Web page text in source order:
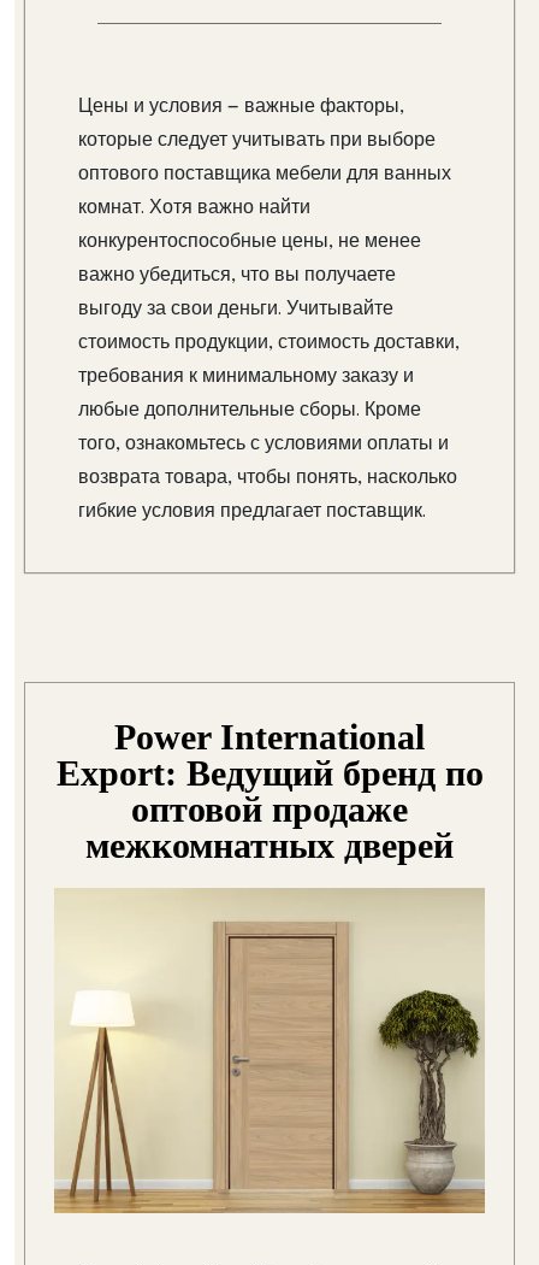
Цены и условия — важные факторы,
которые следует учитывать при выборе
оптового поставщика мебели для ванных
комнат. Хотя важно найти
конкурентоспособные цены, не менее
важно убедиться, что вы получаете
выгоду за свои деньги. Учитывайте
стоимость продукции, стоимость доставки,
требования к минимальному заказу и
любые дополнительные сборы. Кроме
того, ознакомьтесь с условиями оплаты и
возврата товара, чтобы понять, насколько
гибкие условия предлагает поставщик.
Power International
Export: Ведущий бренд по
оптовой продаже
межкомнатных дверей